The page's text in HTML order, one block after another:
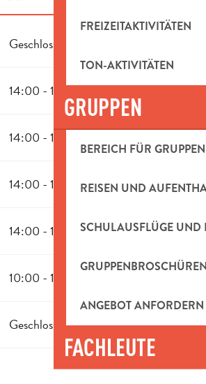
FREIZEITAKTIVITÄTEN
TON-AKTIVITÄTEN
GRUPPEN
BEREICH FÜR GRUPPEN
REISEN UND
SCHULAUSFLÜGE UND
ANGEBOT ANFORDERN
FACHLEUTE
BIS ZUM
Geschlossen
14:00 - 18:00
14:00 - 18:00
14:00 - 18:00
14:00 - 18:00
10:00 - 12:00
Geschlossen